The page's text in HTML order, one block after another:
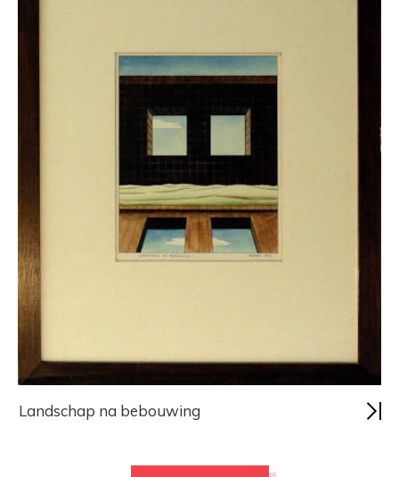
Landschap na bebouwing